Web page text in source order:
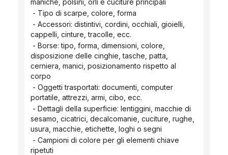
maniche, polsini, orli e cuciture principali
- Tipo di scarpe, colore, forma
cappelli, cinture, tracolle, ecc.
disposizione delle cinghie, tasche, patta,
cerniera, manici, posizionamento rispetto al
corpo
portatile, attrezzi, armi, cibo, ecc.
sesamo, cicatrici, decalcomanie, cuciture, rughe,
usura, macchie, etichette, loghi o segni
ripetuti